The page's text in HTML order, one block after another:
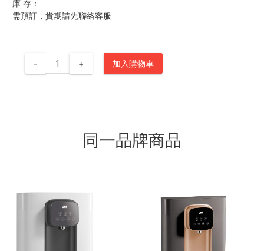
庫 存：
需預訂，貨期請先聯絡客服
- + 加入購物車
同一品牌商品